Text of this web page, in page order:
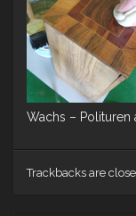
Wachs –
Trackbacks are